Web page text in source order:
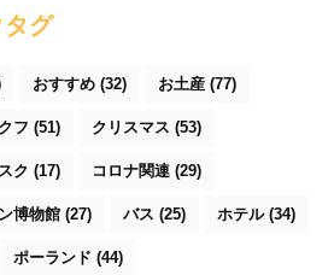
タグ
おすすめ (32) お土産 (77)
フ (51) クリスマス (53)
ク (17) コロナ関連 (29)
博物館 (27) バス (25) ホテル(34)
ポーランド (44)